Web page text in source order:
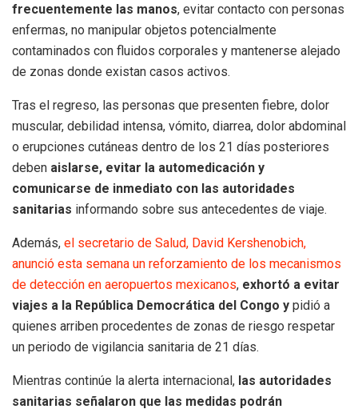
frecuentemente las manos, evitar contacto con personas
enfermas, no manipular objetos potencialmente
contaminados con fluidos corporales y mantenerse alejado
de zonas donde existan casos activos.
Tras el regreso, las personas que presenten fiebre, dolor
muscular, debilidad intensa, vómito, diarrea, dolor abdominal
o erupciones cutáneas dentro de los 21 días posteriores
deben aislarse, evitar la automedicación y
comunicarse de inmediato con las autoridades
sanitarias informando sobre sus antecedentes de viaje.
Además, el secretario de Salud, David Kershenobich,
anunció esta semana un reforzamiento de los mecanismos
de detección en aeropuertos mexicanos, exhortó a evitar
viajes a la República Democrática del Congo y pidió a
quienes arriben procedentes de zonas de riesgo respetar
un periodo de vigilancia sanitaria de 21 días.
Mientras continúe la alerta internacional, las autoridades
sanitarias señalaron que las medidas podrán